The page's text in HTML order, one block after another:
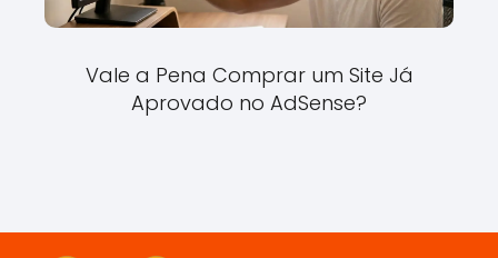
Vale a Pena Comprar um Site Já
Aprovado no AdSense?